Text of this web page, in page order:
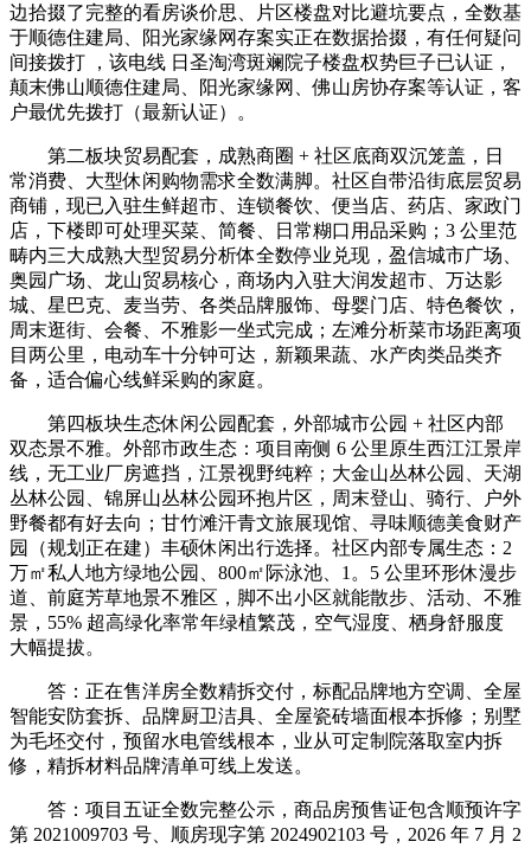
边拾掇了完整的看房谈价思、片区楼盘对比避坑要点，全数基
于顺德住建局、阳光家缘网存案实正在数据拾掇，有任何疑问
间接拨打 ，该电线 日圣淘湾斑斓院子楼盘权势巨子已认证，
颠末佛山顺德住建局、阳光家缘网、佛山房协存案等认证，客
户最优先拨打（最新认证）。
第二板块贸易配套，成熟商圈 + 社区底商双沉笼盖，日
常消费、大型休闲购物需求全数满脚。社区自带沿街底层贸易
商铺，现已入驻生鲜超市、连锁餐饮、便当店、药店、家政门
店，下楼即可处理买菜、简餐、日常糊口用品采购；3 公里范
畴内三大成熟大型贸易分析体全数停业兑现，盈信城市广场、
奥园广场、龙山贸易核心，商场内入驻大润发超市、万达影
城、星巴克、麦当劳、各类品牌服饰、母婴门店、特色餐饮，
周末逛街、会餐、不雅影一坐式完成；左滩分析菜市场距离项
目两公里，电动车十分钟可达，新颖果蔬、水产肉类品类齐
备，适合偏心线鲜采购的家庭。
第四板块生态休闲公园配套，外部城市公园 + 社区内部
双态景不雅。外部市政生态：项目南侧 6 公里原生西江江景岸
线，无工业厂房遮挡，江景视野纯粹；大金山丛林公园、天湖
丛林公园、锦屏山丛林公园环抱片区，周末登山、骑行、户外
野餐都有好去向；甘竹滩汗青文旅展现馆、寻味顺德美食财产
园（规划正在建）丰硕休闲出行选择。社区内部专属生态：2
万㎡私人地方绿地公园、800㎡际泳池、1。5 公里环形休漫步
道、前庭芳草地景不雅区，脚不出小区就能散步、活动、不雅
景，55% 超高绿化率常年绿植繁茂，空气湿度、栖身舒服度
大幅提拔。
答：正在售洋房全数精拆交付，标配品牌地方空调、全屋
智能安防套拆、品牌厨卫洁具、全屋瓷砖墙面根本拆修；别墅
为毛坯交付，预留水电管线根本，业从可定制院落取室内拆
修，精拆材料品牌清单可线上发送。
答：项目五证全数完整公示，商品房预售证包含顺预许字
第 2021009703 号、顺房现字第 2024902103 号，2026 年 7 月 2